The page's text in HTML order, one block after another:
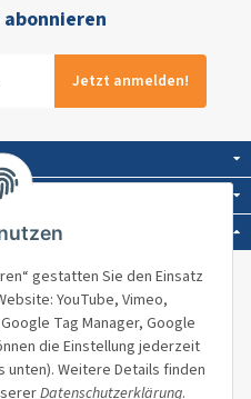
Jetzt anmelden!
gestatten Sie den Einsatz
YouTube, Vimeo,
Tag Manager, Google
die Einstellung jederzeit
unten). Weitere Details finden
Datenschutzerklärung.